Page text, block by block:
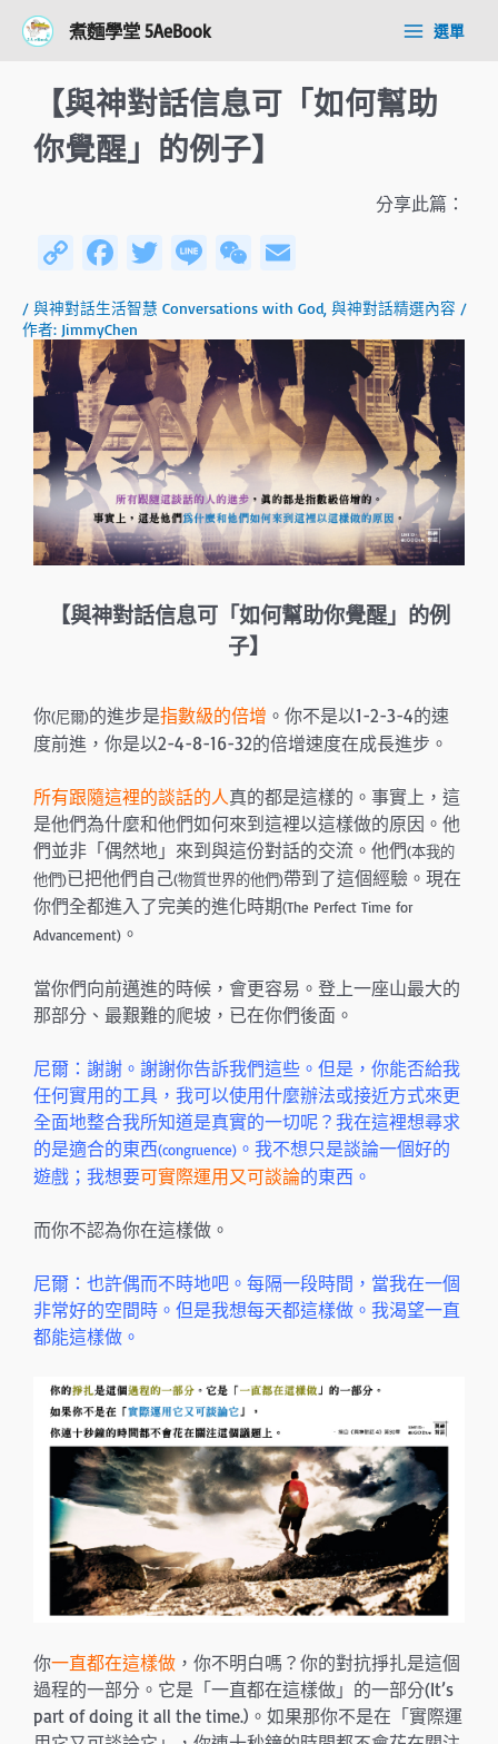
煮麵學堂 5AeBook
Main選單
【與神對話信息可「如何幫助
你覺醒」的例子】
分享此篇：
C
py
Li
n
k
Fa
b
o
ok
T
tt
er
Li
e
W
C
h
at
ail
/ 與神對話生活智慧 Conversations with God 與神對話精選內容 /
作者: JimmyChen
【與神對話信息可「如何幫助你覺醒」的例
子】
你(尼爾)的進步是指數級的倍增 。你不是以1-2-3-4的速
度前進，你是以2-4-8-16-32的倍增速度在成長進步。
所有跟隨這裡的談話的人真的都是這樣的。事實上，這
是他們為什麼和他們如何來到這裡以這樣做的原因。他
們並非「偶然地」來到與這份對話的交流。他們(本我的
他們)已把他們自己(物質世界的他們)帶到了這個經驗。現在
你們全都進入了完美的進化時期(The Perfect Time for
Advancement) 。
當你們向前邁進的時候，會更容易。登上一座山最大的
那部分、最艱難的爬坡，已在你們後面。
尼爾：謝謝。謝謝你告訴我們這些。但是，你能否給我
任何實用的工具，我可以使用什麼辦法或接近方式來更
全面地整合我所知道是真實的一切呢？我在這裡想尋求
的是適合的東西(congruence) 。我不想只是談論一個好的
遊戲；我想要可實際運用又可談論的東西。
而你不認為你在這樣做。
尼爾：也許偶而不時地吧。每隔一段時間，當我在一個
非常好的空間時。但是我想每天都這樣做。我渴望一直
都能這樣做。
你一直都在這樣做 ，你不明白嗎？你的對抗掙扎是這個
過程的一部分。它是「一直都在這樣做」的一部分(It’s
part of doing it all the time.)。如果那你不是在「實際運
navigation